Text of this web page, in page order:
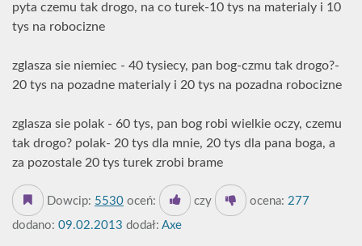
pyta czemu tak drogo, na co turek-10 tys na materialy i 10
tys na robocizne
zglasza sie niemiec - 40 tysiecy, pan bog-czmu tak drogo?-
20 tys na pozadne materialy i 20 tys na pozadna robocizne
zglasza sie polak - 60 tys, pan bog robi wielkie oczy, czemu
tak drogo? polak- 20 tys dla mnie, 20 tys dla pana boga, a
za pozostale 20 tys turek zrobi brame
Dowcip: 5530 oceń: czy ocena: 277
dodano: 09.02.2013 dodał: Axe